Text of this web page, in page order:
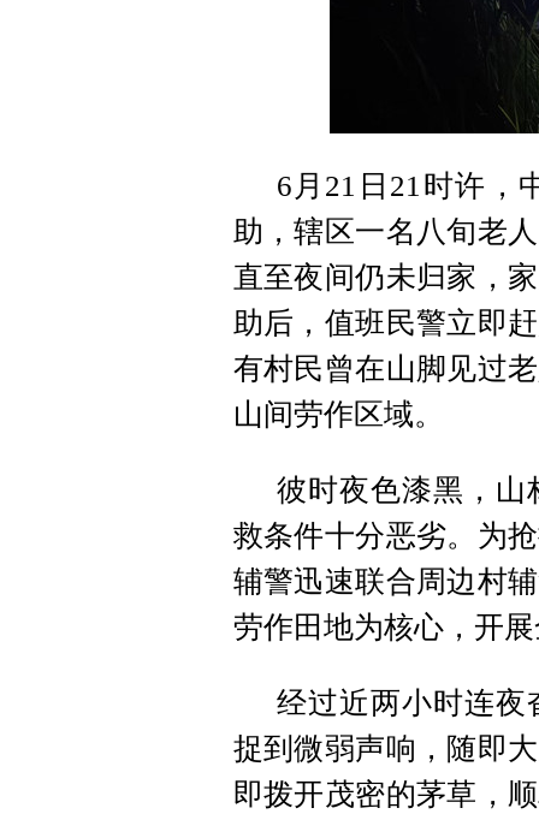
6月21日21时许，
助，辖区一名八旬老
直至夜间仍未归家，
助后，值班民警立即
有村民曾在山脚见过
山间劳作区域。
彼时夜色漆黑，山
救条件十分恶劣。为
辅警迅速联合周边村
劳作田地为核心，开
经过近两小时连夜
捉到微弱声响，随即
即拨开茂密的茅草，